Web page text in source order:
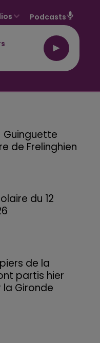
Podcasts
Guinguette
de Frelinghien
du 12
de la
partis hier
la Gironde